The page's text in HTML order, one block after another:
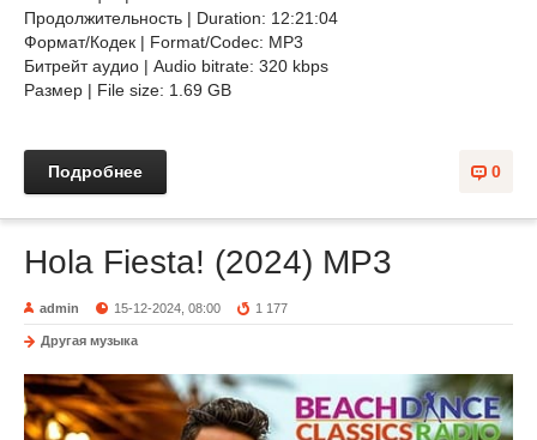
Продолжительность | Duration: 12:21:04
Формат/Кодек | Format/Codec: MP3
Битрейт аудио | Audio bitrate: 320 kbps
Размер | File size: 1.69 GB
0
Подробнее
Hola Fiesta! (2024) MP3
admin 15-12-2024, 08:00 1 177
Другая музыка